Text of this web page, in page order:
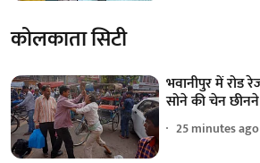
कोलकाता सिटी
भवानीपुर में रोड
सोने की चेन
25 minutes ago